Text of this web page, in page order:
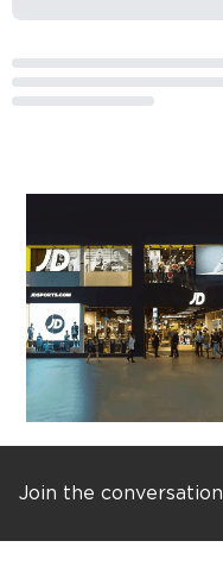
Join the conversation